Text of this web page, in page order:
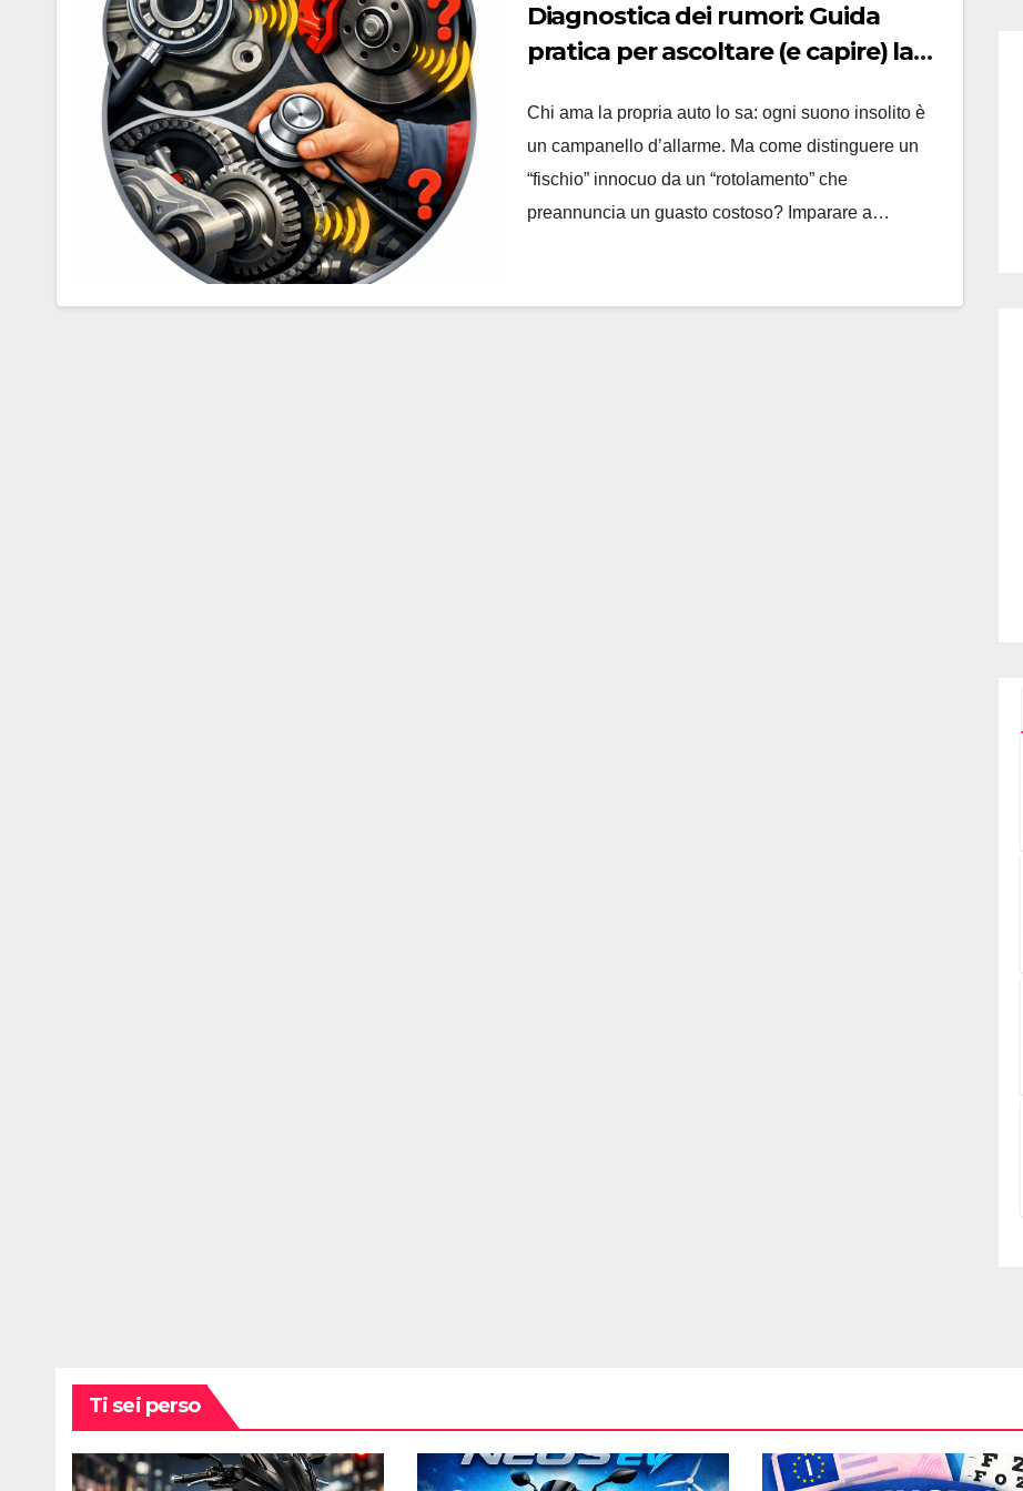
Diagnostica dei rumori: Guida
pratica per ascoltare (e capire) la
Chi ama la propria auto lo sa: ogni suono insolito è
un campanello d’allarme. Ma come distinguere un
“fischio” innocuo da un “rotolamento” che
preannuncia un guasto costoso? Imparare a…
Ti sei perso